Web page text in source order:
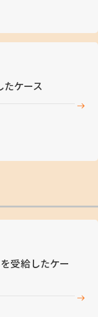
ケース
受給したケー